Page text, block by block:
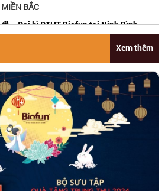
MIỀN BẮC
Đại lý ĐTHT Biofun tại Ninh Bình -
Đại lý Kim Khánh
Số 31, Ngõ 304 Ngô Gia Tự, Phố
Trung Tự, Phường Nam Bình, Tp.Ninh
Bình
0789 166 992
MIỀN BẮC
Đại lý ĐTHT Biofun tại Hải Phòng -
Đại Lý Thanh Tâm
359 Phủ Thượng Đoạn, Đông Hải 1,
Hải An, Hải Phòng
0936 812 979
Xem thêm